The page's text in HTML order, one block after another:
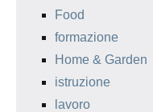
Food
formazione
Home & Garden
istruzione
lavoro